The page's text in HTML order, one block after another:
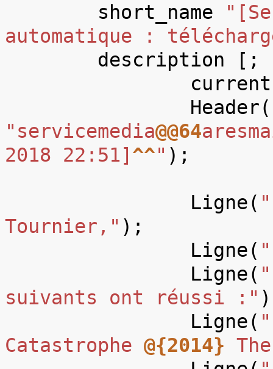
short_name
automatique :
description
[;
Header(
"servicemedia@@64
2018 22:51] ^^" );
Ligne(
Tournier," );
Ligne(
Ligne(
suivants ont réussi :"
Ligne(
Catastrophe @{2014}